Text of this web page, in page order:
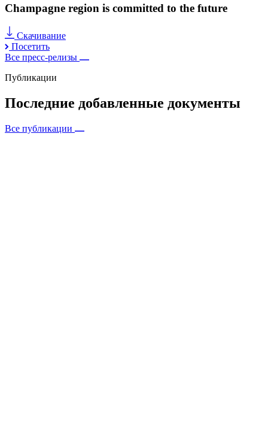
Champagne region is committed to the future
Скачивание
Посетить
Все пресс-релизы
Публикации
Последние добавленные документы
Все публикации